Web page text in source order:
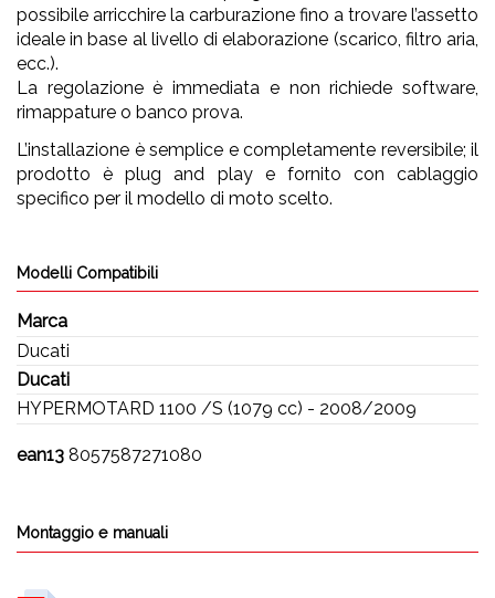
possibile arricchire la carburazione fino a trovare l’assetto
ideale in base al livello di elaborazione (scarico, filtro aria,
ecc.).
La regolazione è immediata e non richiede software,
rimappature o banco prova.
L’installazione è semplice e completamente reversibile; il
prodotto è plug and play e fornito con cablaggio
specifico per il modello di moto scelto.
Modelli Compatibili
Marca
Ducati
Ducati
HYPERMOTARD 1100 /S (1079 cc) - 2008/2009
ean13 8057587271080
Montaggio e manuali